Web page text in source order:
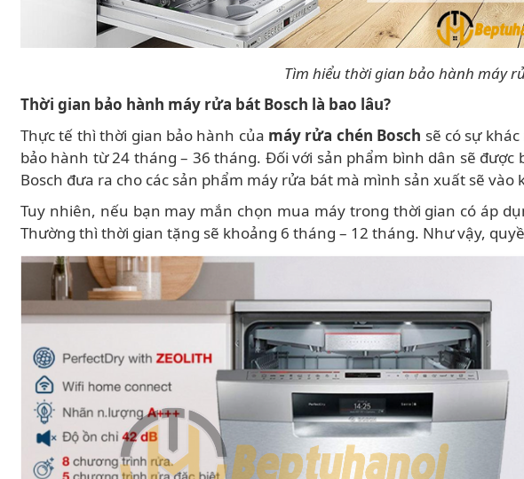
Tìm hiểu thời gian bảo hành máy
Thời gian bảo hành máy rửa bát Bosch là bao lâu?
Thực tế thì thời gian bảo hành của máy rửa chén Bosch sẽ có sự
bảo hành từ 24 tháng – 36 tháng. Đối với sản phẩm bình dân sẽ
Bosch đưa ra cho các sản phẩm máy rửa bát mà mình sản xuất sẽ vào
Tuy nhiên, nếu bạn may mắn chọn mua máy trong thời gian có áp
Thường thì thời gian tặng sẽ khoảng 6 tháng – 12 tháng. Như vậy,